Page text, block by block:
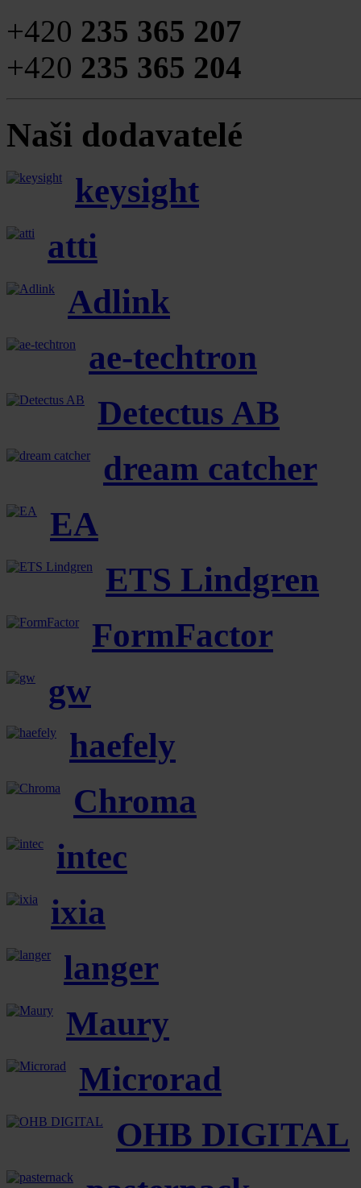
+420 235 365 207
+420 235 365 204
Naši dodavatelé
keysight
atti
Adlink
ae-techtron
Detectus AB
dream catcher
EA
ETS Lindgren
FormFactor
gw
haefely
Chroma
intec
ixia
langer
Maury
Microrad
OHB DIGITAL